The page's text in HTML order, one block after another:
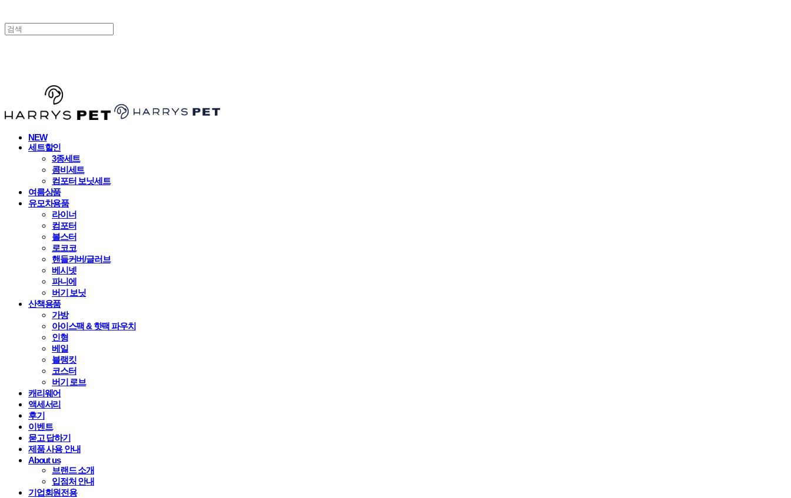
NEW
세트할인
3종세트
콤비세트
컴포터 보닛세트
여름상품
유모차용품
라이너
컴포터
볼스터
로코코
핸들커버/글러브
베시넷
파니에
버기 보닛
산책용품
가방
아이스팩 & 핫팩 파우치
인형
베일
블랭킷
코스터
버기 로브
캐리웨어
액세서리
후기
이벤트
묻고 답하기
제품 사용 안내
About us
브랜드 소개
입점처 안내
기업회원전용